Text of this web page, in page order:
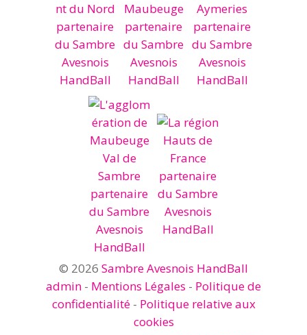
© 2026 Sambre Avesnois HandBall
admin - Mentions Légales - Politique de
confidentialité- Politique relative aux
cookies